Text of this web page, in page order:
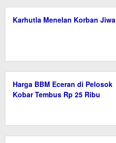
Karhutla Menelan Korban Jiwa
Harga BBM Eceran di Pelosok
Kobar Tembus Rp 25 Ribu